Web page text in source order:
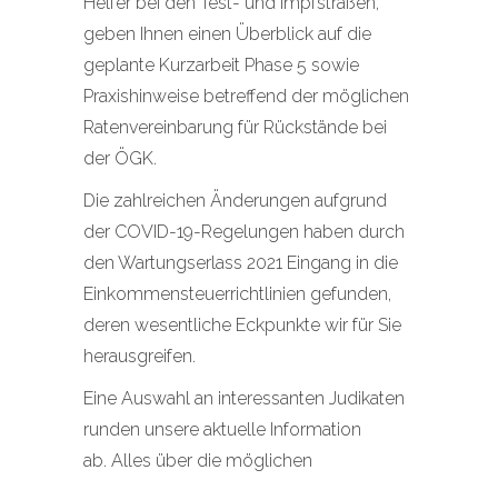
geben Ihnen einen Überblick auf die
geplante Kurzarbeit Phase 5 sowie
Praxishinweise betreffend der möglichen
Ratenvereinbarung für Rückstände bei
der ÖGK.
Die zahlreichen Änderungen aufgrund
der COVID-19-Regelungen haben durch
den Wartungserlass 2021 Eingang in die
Einkommensteuerrichtlinien gefunden,
deren wesentliche Eckpunkte wir für Sie
herausgreifen.
Eine Auswahl an interessanten Judikaten
runden unsere aktuelle Information
ab. Alles über die möglichen